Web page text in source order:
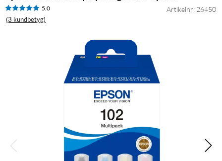
5.0
(3 kundbetyg)
Artikelnr: 26450